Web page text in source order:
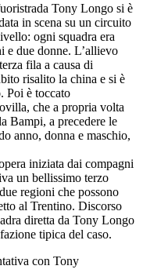
Tony Longo si è
in scena su un circuito
ogni squadra era
e due donne. L’allievo
fila a causa di
risalito la china e si è
Poi è toccato
che a propria volta
Bampi, a precedere le
anno, donna e maschio,
iniziata dai compagni
un bellissimo terzo
regioni che possono
al Trentino. Discorso
diretta da Tony Longo
tipica del caso.